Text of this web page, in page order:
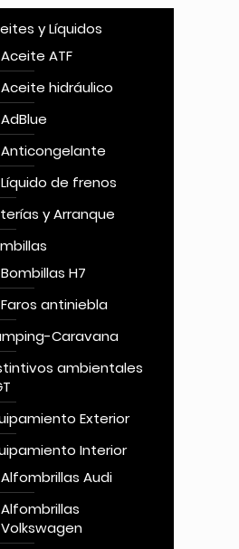
y Líquidos
Aceite ATF
Aceite hidráulico
AdBlue
Anticongelante
Líquido de frenos
y Arranque
Bombillas H7
Faros antiniebla
Caravana
ambientales
Exterior
Interior
Alfombrillas Audi
Alfombrillas
Volkswagen